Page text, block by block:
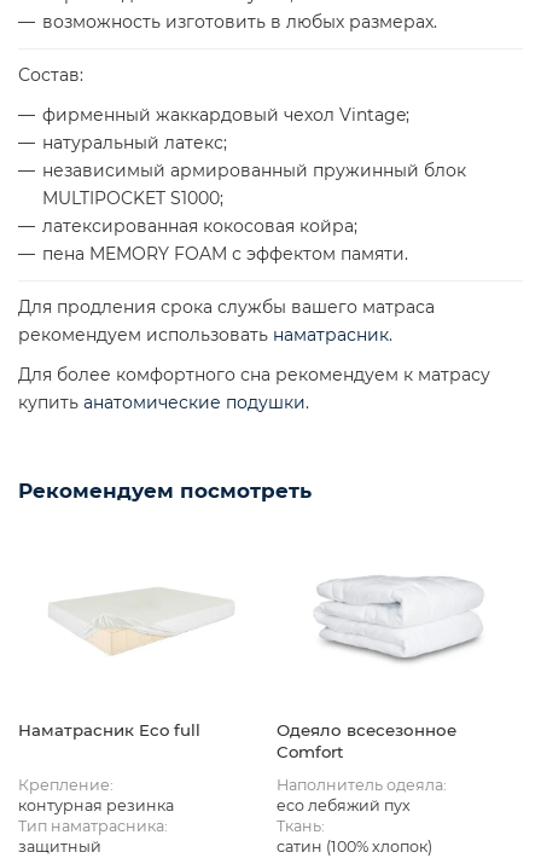
возможность изготовить в любых размерах.
Состав:
фирменный жаккардовый чехол Vintage;
натуральный латекс;
независимый армированный пружинный блок
MULTIPOCKET S1000;
латексированная кокосовая койра;
пена MEMORY FOAM с эффектом памяти.
Для продления срока службы вашего матраса
рекомендуем использовать наматрасник.
Для более комфортного сна рекомендуем к матрасу
купить анатомические подушки.
Рекомендуем посмотреть
Наматрасник Eco full
Крепление:
контурная резинка
Тип наматрасника:
защитный
Одеяло всесезонное
Comfort
Наполнитель одеяла:
eco лебяжий пух
Ткань:
сатин (100% хлопок)